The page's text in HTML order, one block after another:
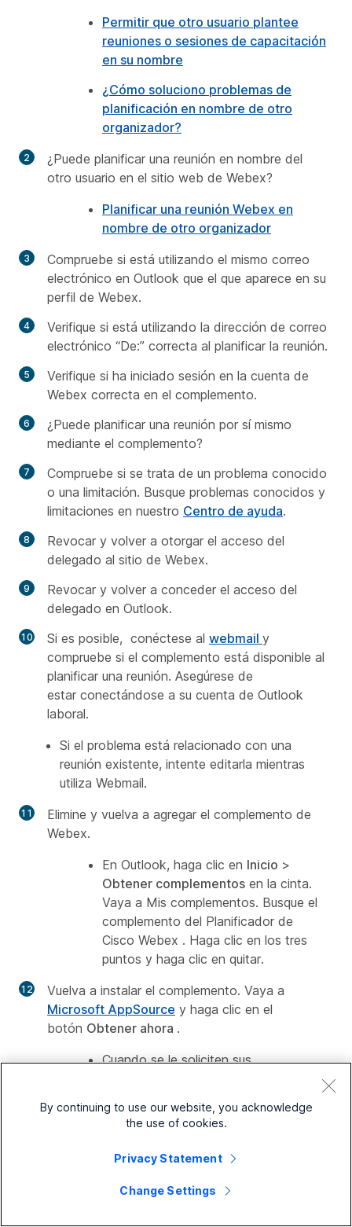
Permitir que otro usuario plantee
reuniones o sesiones de capacitación
en su nombre
¿Cómo soluciono problemas de
planificación en nombre de otro
organizador?
¿Puede planificar una reunión en nombre del
otro usuario en el sitio web de Webex?
Planificar una reunión Webex en
nombre de otro organizador
Compruebe si está utilizando el mismo correo
electrónico en Outlook que el que aparece en su
perfil de Webex.
Verifique si está utilizando la dirección de correo
electrónico “De:” correcta al planificar la reunión.
Verifique si ha iniciado sesión en la cuenta de
Webex correcta en el complemento.
¿Puede planificar una reunión por sí mismo
mediante el complemento?
Compruebe si se trata de un problema conocido
o una limitación. Busque problemas conocidos y
limitaciones en nuestro Centro de ayuda.
Revocar y volver a otorgar el acceso del
delegado al sitio de Webex.
Revocar y volver a conceder el acceso del
delegado en Outlook.
Si es posible, conéctese al webmail y
compruebe si el complemento está disponible al
planificar una reunión. Asegúrese de
estar conectándose a su cuenta de Outlook
laboral.
Si el problema está relacionado con una
reunión existente, intente editarla mientras
utiliza Webmail.
Elimine y vuelva a agregar el complemento de
Webex.
En Outlook, haga clic en Inicio >
Obtener complementos en la cinta.
Vaya a Mis complementos. Busque el
complemento del Planificador de
Cisco Webex . Haga clic en los tres
puntos y haga clic en quitar.
Vuelva a instalar el complemento. Vaya a
Microsoft AppSource y haga clic en el
botón Obtener ahora .
Cuando se le soliciten sus
laboral y no a su cuenta personal de
Reinicie Outlook.
Si no tiene permisos para instalar el
By continuing to use our website, you acknowledge
the use of cookies.
Privacy Statement
Change Settings